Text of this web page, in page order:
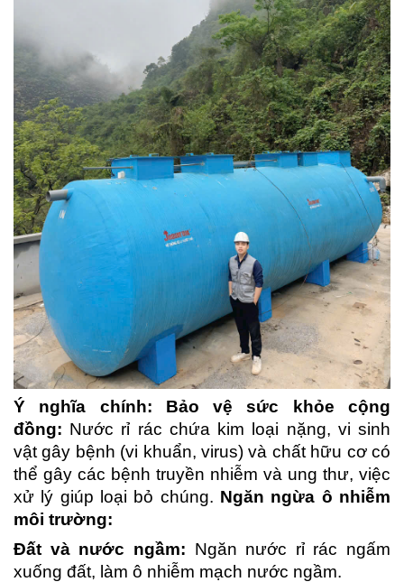
Ý nghĩa chính: Bảo vệ sức khỏe cộng
đồng: Nước rỉ rác chứa kim loại nặng, vi sinh
vật gây bệnh (vi khuẩn, virus) và chất hữu cơ có
thể gây các bệnh truyền nhiễm và ung thư, việc
xử lý giúp loại bỏ chúng. Ngăn ngừa ô nhiễm
môi trường:
Đất và nước ngầm: Ngăn nước rỉ rác ngấm
xuống đất, làm ô nhiễm mạch nước ngầm.